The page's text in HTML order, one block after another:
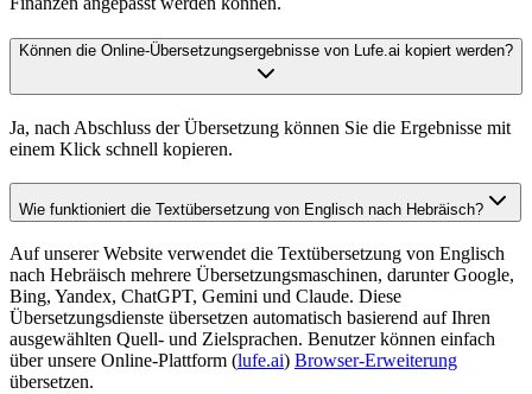
Können die Online-Übersetzungsergebnisse von Lufe.ai kopiert werden?
Ja, nach Abschluss der Übersetzung können Sie die Ergebnisse mit
einem Klick schnell kopieren.
Wie funktioniert die Textübersetzung von Englisch nach Hebräisch?
Auf unserer Website verwendet die Textübersetzung von Englisch
nach Hebräisch mehrere Übersetzungsmaschinen, darunter Google,
Bing, Yandex, ChatGPT, Gemini und Claude. Diese
Übersetzungsdienste übersetzen automatisch basierend auf Ihren
ausgewählten Quell- und Zielsprachen. Benutzer können einfach
über unsere Online-Plattform (lufe.ai) Browser-Erweiterung
übersetzen.